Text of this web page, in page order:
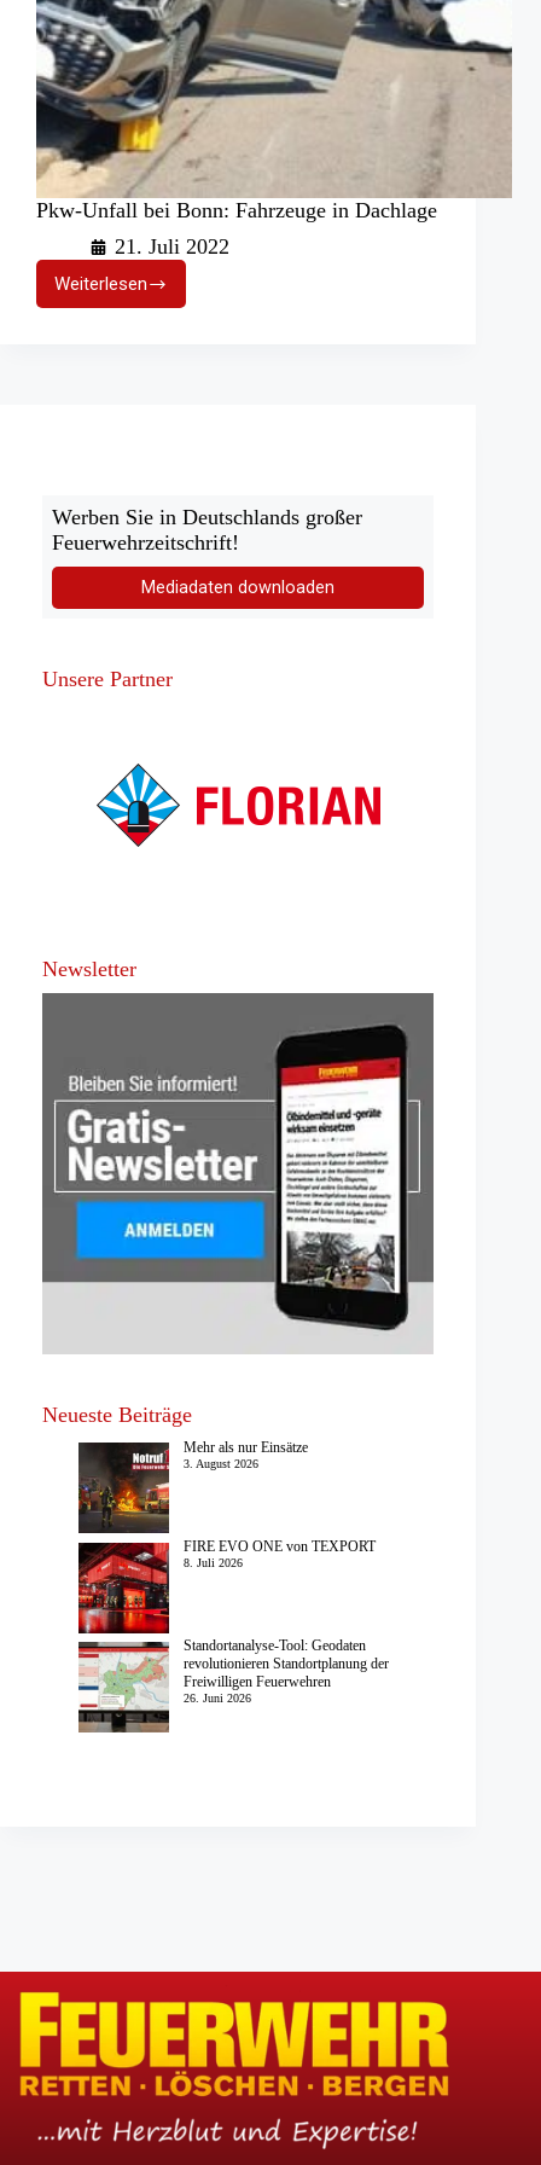
Pkw-Unfall bei Bonn: Fahrzeuge in Dachlage
21. Juli 2022
Weiterlesen
Pkw-
Unfall
Werben Sie in Deutschlands großer
Feuerwehrzeitschrift!
Mediadaten downloaden
Unsere Partner
Newsletter
Neueste Beiträge
Mehr als nur Einsätze
3. August 2026
FIRE EVO ONE von TEXPORT
8. Juli 2026
Standortanalyse-Tool: Geodaten
revolutionieren Standortplanung der
Freiwilligen Feuerwehren
26. Juni 2026